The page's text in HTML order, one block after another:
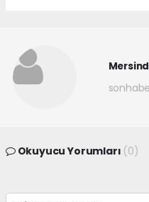
Okuyucu Yorumları (0)